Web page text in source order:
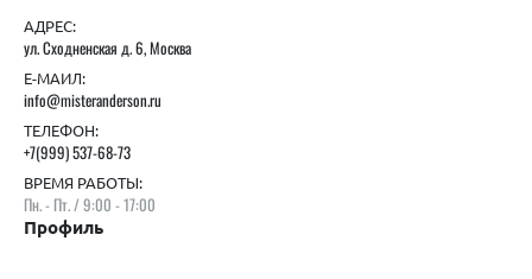
АДРЕС:
ул. Сходненская д. 6, Москва
Е-МАИЛ:
info@misteranderson.ru
ТЕЛЕФОН:
+7(999) 537-68-73
ВРЕМЯ РАБОТЫ:
Пн. - Пт. / 9:00 - 17:00
Профиль